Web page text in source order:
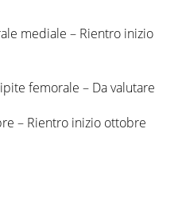
mediale – Rientro inizio
femorale – Da valutare
– Rientro inizio ottobre